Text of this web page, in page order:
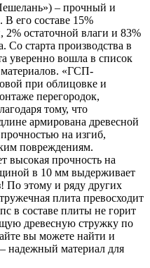
– прочный и
его составе 15%
остаточной влаги и 83%
Со старта производства в
уверенно вошла в список
«ГСП-
при облицовке и
перегородок,
тому, что
армирована древесной
на изгиб,
повреждениям.
высокая прочность на
в 10 мм выдерживает
По этому и ряду других
плита превосходит
в составе плиты не горит
древесную стружку по
вы можете найти и
надежный материал для